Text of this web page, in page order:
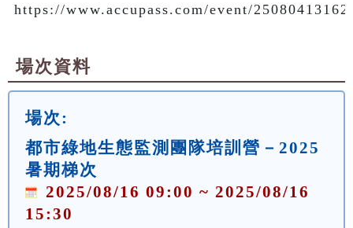
https://www.accupass.com/event/
場次資料
場次:
都市綠地生態監測團隊培訓營－2025
暑期梯次
2025/08/16 09:00 ~ 2025/08/16
15:30